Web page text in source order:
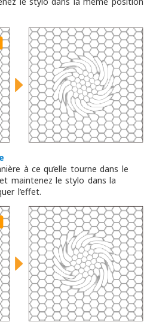
à ce qu’elle tourne dans le
maintenez le stylo dans la
l’effet.